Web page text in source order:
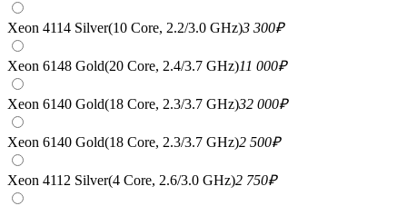
Xeon 4114 Silver(10 Core, 2.2/3.0 GHz)3 300₽
Xeon 6148 Gold(20 Core, 2.4/3.7 GHz)11 000₽
Xeon 6140 Gold(18 Core, 2.3/3.7 GHz)32 000₽
Xeon 6140 Gold(18 Core, 2.3/3.7 GHz)2 500₽
Xeon 4112 Silver(4 Core, 2.6/3.0 GHz)2 750₽